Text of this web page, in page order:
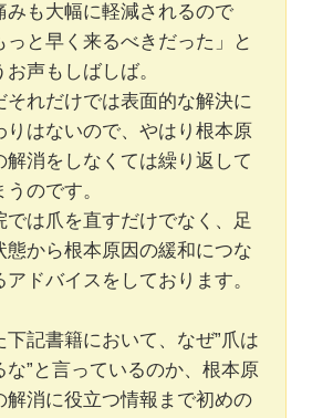
みも大幅に軽減されるので
っと早く来るべきだった」と
お声もしばしば。
それだけでは表面的な解決に
りはないので、やはり根本原
解消をしなくては繰り返して
うのです。
では爪を直すだけでなく、足
態から根本原因の緩和につな
アドバイスをしております。
下記書籍において、なぜ”爪は
な”と言っているのか、根本原
解消に役立つ情報まで初めの